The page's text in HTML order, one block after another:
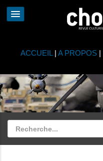
ACCUEIL | A PROPOS|